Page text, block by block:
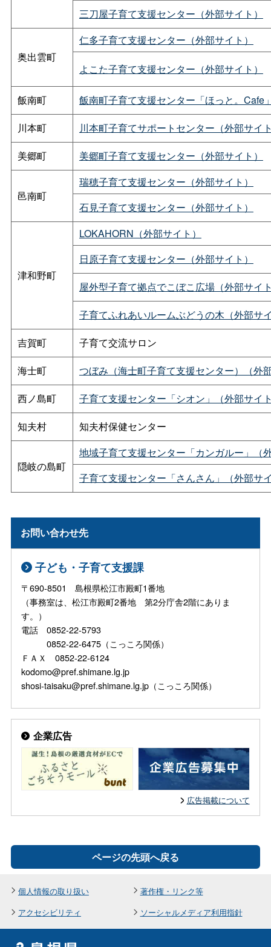
三刀屋子育て支援センター（外部サイト）
奥出雲町
仁多子育て支援センター（外部サイト）
よこた子育て支援センター（外部サイト）
飯南町
飯南町子育て支援センター「ほっと。Cafe
川本町
川本町子育てサポートセンター（外部サイ
美郷町
美郷町子育て支援センター（外部サイト）
邑南町
瑞穂子育て支援センター（外部サイト）
石見子育て支援センター（外部サイト）
津和野町
LOKAHORN（外部サイト）
日原子育て支援センター（外部サイト）
屋外型子育て拠点でこぼこ広場（外部サイ
子育てふれあいルームぶどうの木（外部サ
吉賀町
子育て交流サロン
海士町
つぼみ（海士町子育て支援センター）（外
西ノ島町
子育て支援センター「シオン」（外部サイ
知夫村
知夫村保健センター
隠岐の島町
地域子育て支援センター「カンガルー」（
子育て支援センター「さんさん」（外部サ
お問い合わせ先
子ども・子育て支援課
〒690-8501 島根県松江市殿町1番地
（事務室は、松江市殿町2番地 第2分庁舎2階にありま
す。）
電話 0852-22-5793
0852-22-6475（こっころ関係）
ＦＡＸ 0852-22-6124
kodomo@pref.shimane.lg.jp
shosi-taisaku@pref.shimane.lg.jp（こっころ関係）
企業広告
広告掲載について
ページの先頭へ戻る
個人情報の取り扱い
著作権・リンク等
アクセシビリティ
ソーシャルメディア利用指針